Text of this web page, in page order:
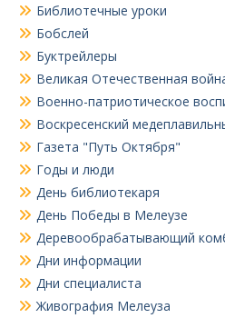
Библиотечные уроки
Бобслей
Буктрейлеры
Великая Отечественная
Военно-патриотическое
Воскресенский
Газета "Путь Октября"
Годы и люди
День библиотекаря
День Победы в Мелеузе
Деревообрабатывающий
Дни информации
Дни специалиста
Живография Мелеуза